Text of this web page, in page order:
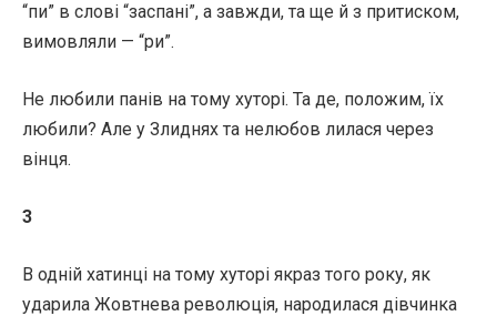
“пи” в слові “заспані”, а завжди, та ще й з притиском,
вимовляли — “ри”.
Не любили панів на тому хуторі. Та де, положим, їх
любили? Але у Злиднях та нелюбов лилася через
вінця.
3
В одній хатинці на тому хуторі якраз того року, як
ударила Жовтнева революція, народилася дівчинка